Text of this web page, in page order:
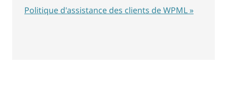
Politique d'assistance des clients de WPML »